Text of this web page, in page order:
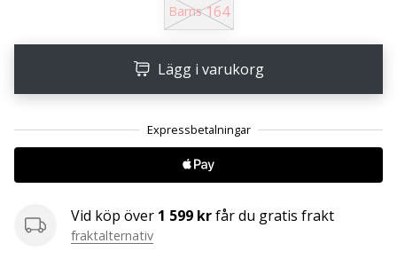
Har
egen
blogg, en
sida
ett
diskussionsforum?
Barns 164
Lägg i varukorg
Vid köp över 1 599 krfår du gratis frakt
fraktalternativ